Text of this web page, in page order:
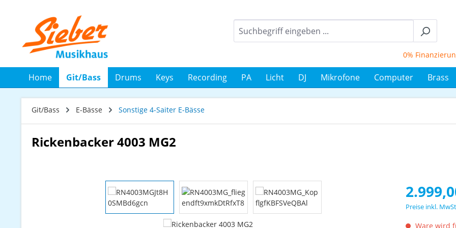
0% Finanzierung
Home Git/Bass Drums Keys Recording PA Licht DJ Mikrofone Computer Brass
Git/Bass E-Bässe Sonstige 4-Saiter E-Bässe
Rickenbacker 4003 MG2
Bildergalerie überspringen Regulärer
Preise inkl.
Ware wird